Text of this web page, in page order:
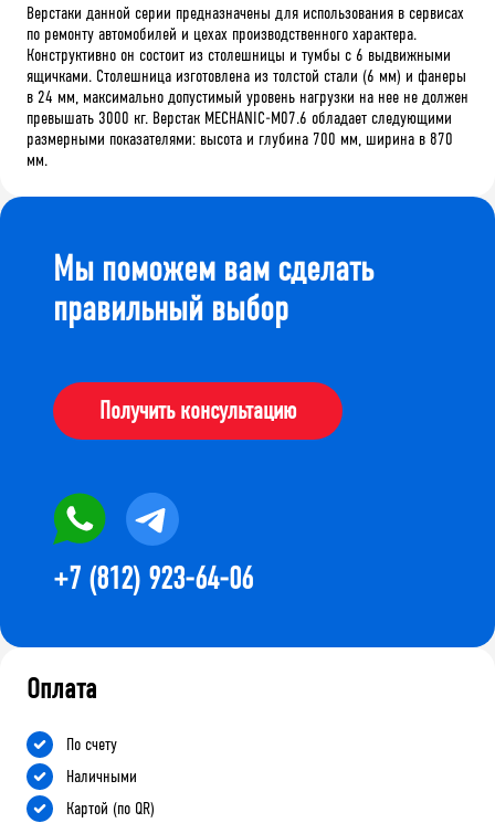
Верстаки данной серии предназначены для использования в сервисах
по ремонту автомобилей и цехах производственного характера.
Конструктивно он состоит из столешницы и тумбы с 6 выдвижными
ящичками. Столешница изготовлена из толстой стали (6 мм) и фанеры
в 24 мм, максимально допустимый уровень нагрузки на нее не должен
превышать 3000 кг. Верстак MECHANIC-М07.6 обладает следующими
размерными показателями: высота и глубина 700 мм, ширина в 870
мм.
Мы поможем вам сделать
правильный выбор
Получить консультацию
+7 (812) 923-64-06
Оплата
По счету
Наличными
Картой (по QR)